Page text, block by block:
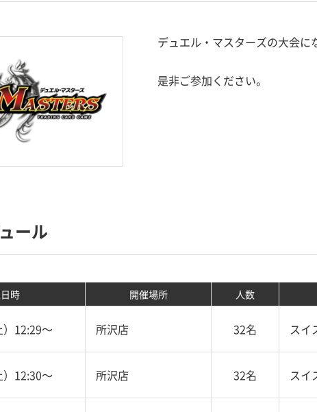
デュエル・マスターズの大会に
是非ご参加ください。
ール
時 開催場所 人数
12:29〜 所沢店 32名 スイ
12:30〜 所沢店 32名 スイ